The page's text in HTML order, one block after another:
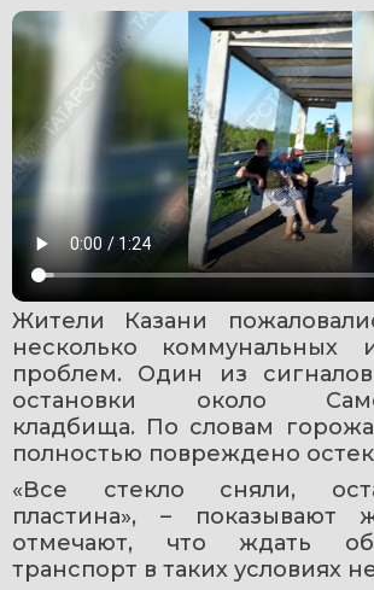
Жители Казани
несколько коммунальных
проблем. Один из
остановки около
кладбища. По словам
полностью повреждено
«Все стекло сняли,
пластина», – показывают
отмечают, что ждать
транспорт в таких условиях